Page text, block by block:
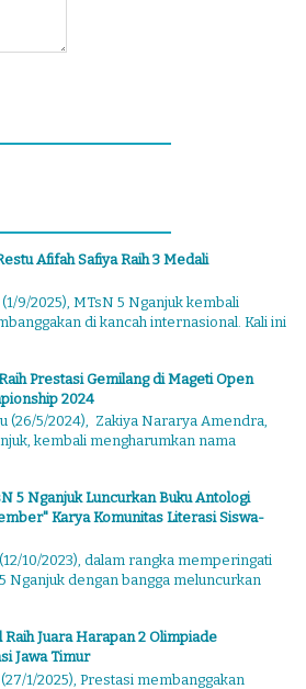
Afifah Safiya Raih 3 Medali
9/2025), MTsN 5 Nganjuk kembali
di kancah internasional. Kali ini
Prestasi Gemilang di Mageti Open
2024
(26/5/2024), Zakiya Nararya Amendra,
kembali mengharumkan nama
5 Nganjuk Luncurkan Buku Antologi
Karya Komunitas Literasi Siswa-
10/2023), dalam rangka memperingati
Nganjuk dengan bangga meluncurkan
Juara Harapan 2 Olimpiade
Jawa Timur
1/2025), Prestasi membanggakan